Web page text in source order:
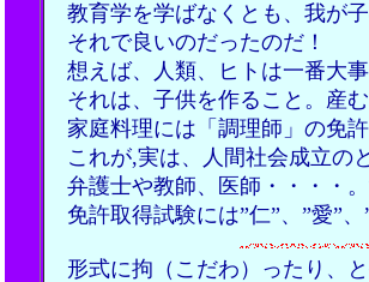
教育学を学ばなくとも、我が
それで良いのだったのだ！
想えば、人類、ヒトは一番大
それは、子供を作ること。産
家庭料理には「調理師」の免許
これが,実は、人間社会成立の
弁護士や教師、医師・・・・
免許取得試験には”仁”、”愛”、
形式に拘 （こだわ） ったり、